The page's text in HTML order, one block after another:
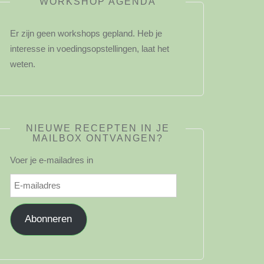
Er zijn geen workshops gepland. Heb je
interesse in voedingsopstellingen, laat het
weten.
NIEUWE RECEPTEN IN JE
MAILBOX ONTVANGEN?
Voer je e-mailadres in
E-
mailadres
Abonneren